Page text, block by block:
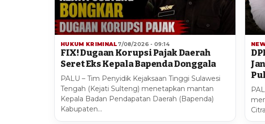
HUKUM KRIMINAL 7/08/2026 - 09:14
FIX! Dugaan Korupsi Pajak Daerah
Seret Eks Kepala Bapenda Donggala
PALU – Tim Penyidik Kejaksaan Tinggi Sulawesi
Tengah (Kejati Sulteng) menetapkan mantan
Kepala Badan Pendapatan Daerah (Bapenda)
Kabupaten…